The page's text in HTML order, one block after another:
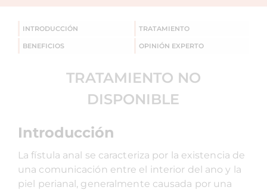
INTRODUCCIÓN TRATAMIENTO
BENEFICIOS OPINIÓN EXPERTO
TRATAMIENTO NO
DISPONIBLE
Introducción
La fístula anal se caracteriza por la existencia de
una comunicación entre el interior del ano y la
piel perianal, generalmente causada por una